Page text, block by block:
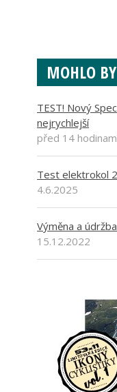
MOHLO
TEST! Nový
nejrychlejší
před 14
Test elektrokol
4.6.2025
Výměna a
15.12.2022